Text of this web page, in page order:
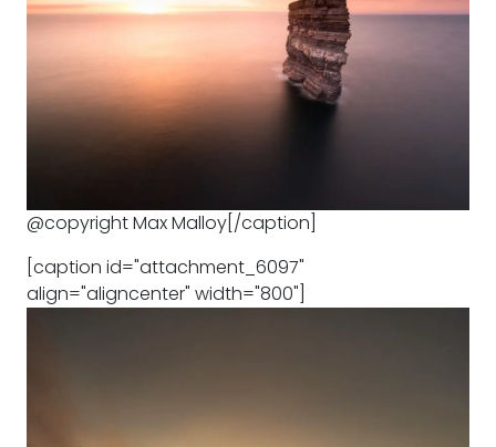
@copyright Max Malloy[/caption]
[caption id="attachment_6097"
align="aligncenter" width="800"]